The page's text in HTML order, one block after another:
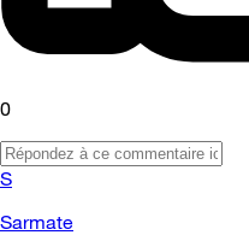
0
S
Sarmate